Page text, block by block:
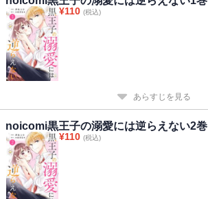
¥110 (税込)
あらすじを見る
noicomi黒王子の溺愛には逆らえない2巻
¥110 (税込)